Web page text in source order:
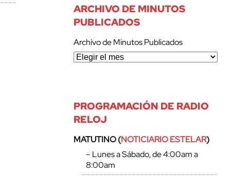
ARCHIVO DE MINUTOS
PUBLICADOS
Archivo de Minutos Publicados
PROGRAMACIÓN DE RADIO
RELOJ
MATUTINO (NOTICIARIO ESTELAR)
– Lunes a Sábado, de 4:00am a
8:00am